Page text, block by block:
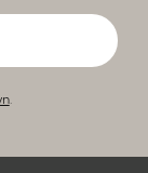
.